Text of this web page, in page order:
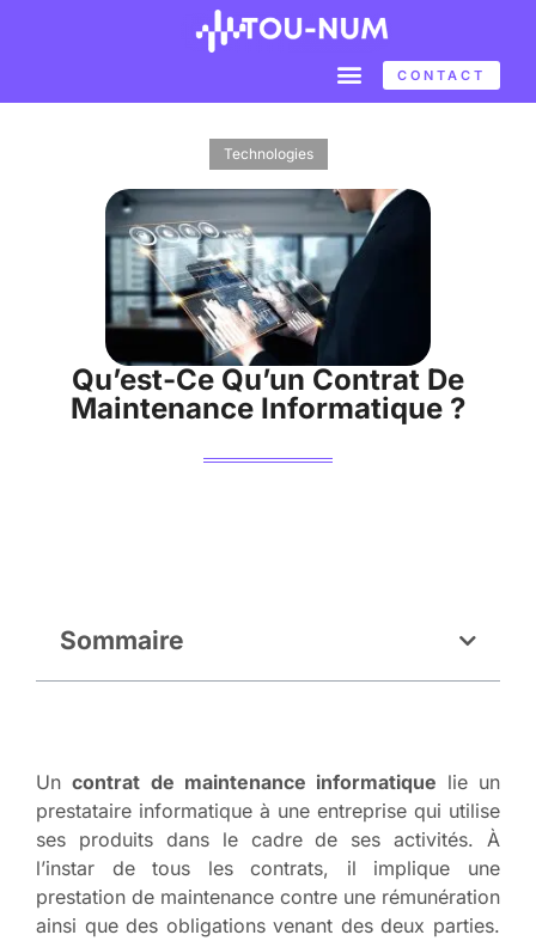
CONTACT
Technologies
Qu’est-Ce Qu’un Contrat De
Maintenance Informatique ?
Sommaire
Uncontrat de maintenance informatique lie un
prestataire informatique à une entreprise qui utilise
ses produits dans le cadre de ses activités. À
l’instar de tous les contrats, il implique une
prestation de maintenance contre une rémunération
ainsi que des obligations venant des deux parties.